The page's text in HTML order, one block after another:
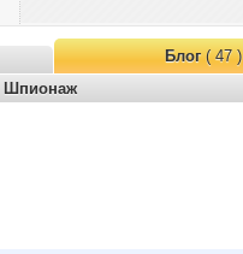
Блог( 47 )
Шпионаж